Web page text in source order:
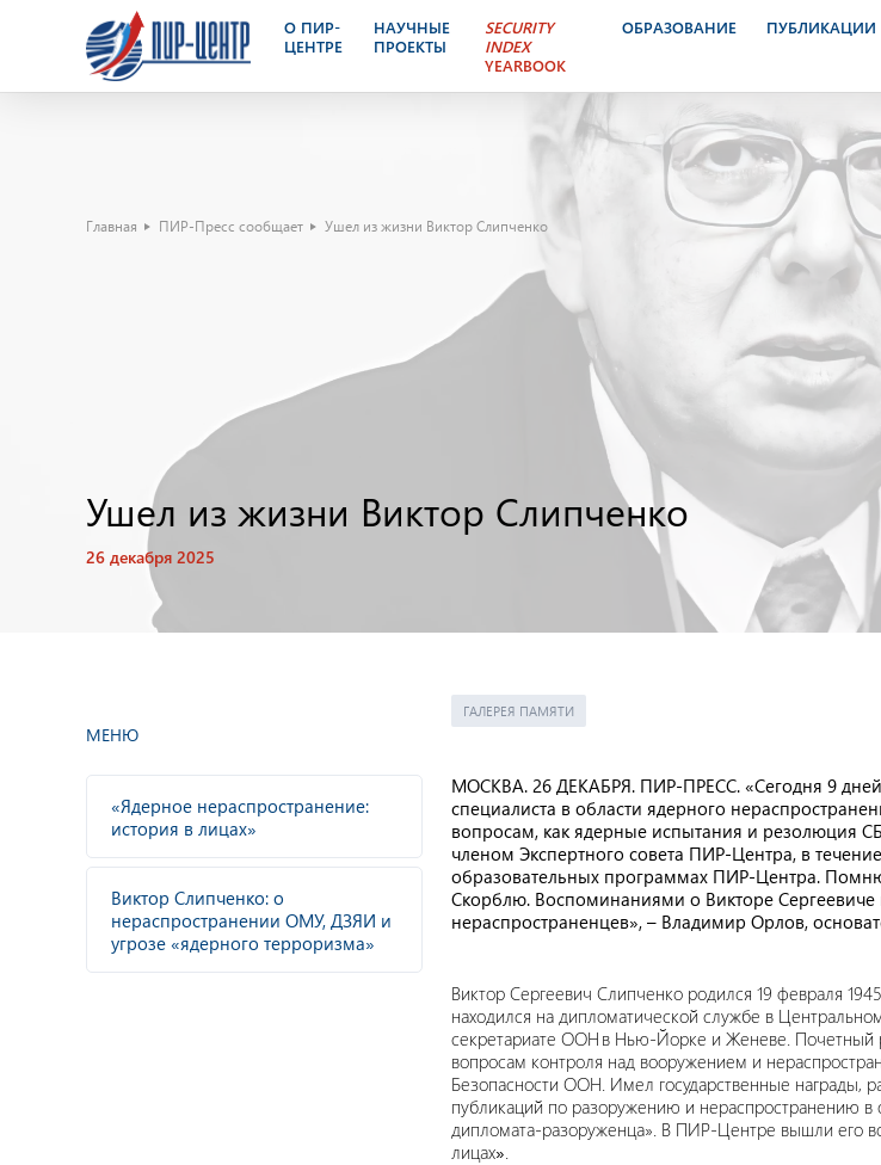
О ПИР-
ЦЕНТРЕ
НАУЧНЫЕ
ПРОЕКТЫ
SECURITY
INDEX
YEARBOOK
ОБРАЗОВАНИЕ ПУБЛИКАЦИИ
Главная ПИР-Пресс сообщает Ушел из жизни Виктор Слипченко
Ушел из жизни Виктор Слипченко
26 декабря 2025
МЕНЮ
«Ядерное нераспространение:
история в лицах»
Виктор Слипченко: о
нераспространении ОМУ, ДЗЯИ и
угрозе «ядерного терроризма»
ГАЛЕРЕЯ ПАМЯТИ
МОСКВА. 26 ДЕКАБРЯ. ПИР-ПРЕСС. «Сегодня 9
специалиста в области ядерного
вопросам, как ядерные испытания и резолюция
членом Экспертного совета ПИР-Центра, в
образовательных программах ПИР-Центра. Помню
Скорблю. Воспоминаниями о Викторе
нераспространенцев», – Владимир Орлов,
Виктор Сергеевич Слипченко родился 19 февраля
находился на дипломатической службе в
секретариате ООН в Нью-Йорке и Женеве. Почетный
вопросам контроля над вооружением и
Безопасности ООН. Имел государственные награды,
публикаций по разоружению и нераспространению
дипломата-разоруженца». В ПИР-Центре вышли его
лицах».